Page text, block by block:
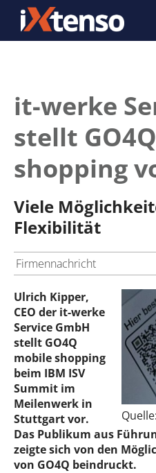
it-werke
stellt
shopping
Viele
Flexibilität
Firmennachricht
Ulrich Kipper,
CEO der it-werke
Service GmbH
stellt GO4Q
mobile shopping
beim IBM ISV
Summit im
Meilenwerk in
Stuttgart vor.
Das Publikum aus
zeigte sich von den
von GO4Q beindruckt.